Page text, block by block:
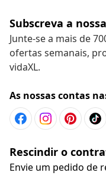
Subscreva a
Junte-se a mais de
ofertas semanais,
vidaXL.
As nossas contas
Rescindir o
Envie um pedido de